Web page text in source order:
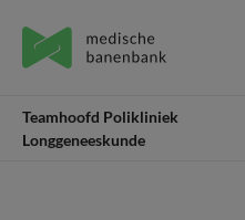
Teamhoofd Polikliniek
Longgeneeskunde